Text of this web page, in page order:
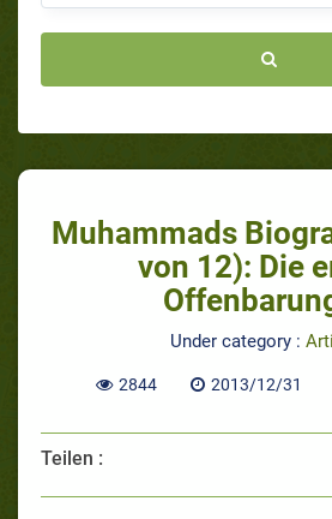
Muhammads
von 12): Die
Under category :
2844 2013/12/31
Teilen :